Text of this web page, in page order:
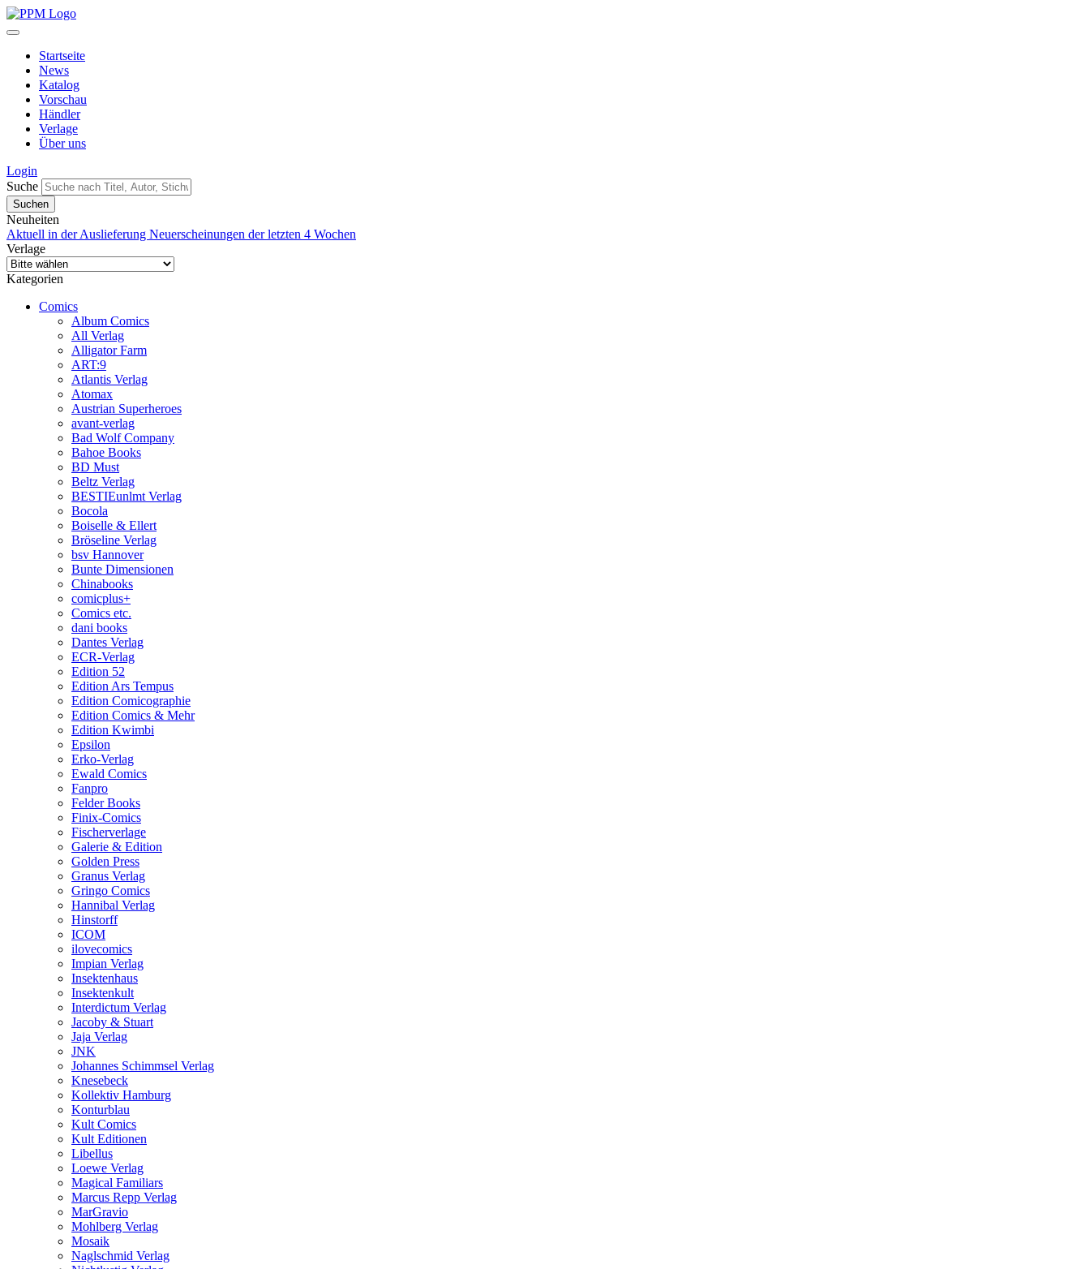
Startseite
News
Katalog
Vorschau
Händler
Verlage
Über uns
Login
Suche
Neuheiten
Aktuell in der Auslieferung Neuerscheinungen der letzten 4 Wochen
Verlage
Kategorien
Comics
Album Comics
All Verlag
Alligator Farm
ART:9
Atlantis Verlag
Atomax
Austrian Superheroes
avant-verlag
Bad Wolf Company
Bahoe Books
BD Must
Beltz Verlag
BESTIEunlmt Verlag
Bocola
Boiselle & Ellert
Bröseline Verlag
bsv Hannover
Bunte Dimensionen
Chinabooks
comicplus+
Comics etc.
dani books
Dantes Verlag
ECR-Verlag
Edition 52
Edition Ars Tempus
Edition Comicographie
Edition Comics & Mehr
Edition Kwimbi
Epsilon
Erko-Verlag
Ewald Comics
Fanpro
Felder Books
Finix-Comics
Fischerverlage
Galerie & Edition
Golden Press
Granus Verlag
Gringo Comics
Hannibal Verlag
Hinstorff
ICOM
ilovecomics
Impian Verlag
Insektenhaus
Insektenkult
Interdictum Verlag
Jacoby & Stuart
Jaja Verlag
JNK
Johannes Schimmsel Verlag
Knesebeck
Kollektiv Hamburg
Konturblau
Kult Comics
Kult Editionen
Libellus
Loewe Verlag
Magical Familiars
Marcus Repp Verlag
MarGravio
Mohlberg Verlag
Mosaik
Naglschmid Verlag